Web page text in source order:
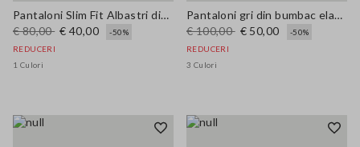
Pantaloni Slim Fit Albastri din Amestec de Viscoză
€ 80,00 € 40,00
-50%
REDUCERI
1 Culori
Pantaloni gri din bumbac elastic cu crac larg
€ 100,00 € 50,00
-50%
REDUCERI
3 Culori